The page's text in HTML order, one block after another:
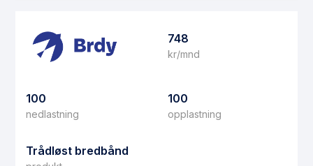
748
kr/mnd
100
nedlastning
100
opplastning
Trådløst bredbånd